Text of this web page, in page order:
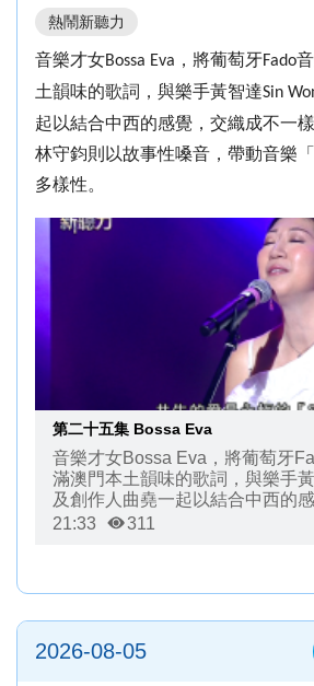
熱鬧新聽力
音樂才女Bossa Eva ，將葡萄牙Fado
土韻味的歌詞，與樂手黃智達Sin
起以結合中西的感覺，交織成不一
林守鈞則以故事性嗓音，帶動音樂
多樣性。
第二十五集 Bossa Eva
音樂才女Bossa Eva，將葡萄牙
滿澳門本土韻味的歌詞，與樂手
及創作人曲堯一起以結合中西的
樣音符，帶來驚喜；林守鈞則以
21:33 311
2026-08-05